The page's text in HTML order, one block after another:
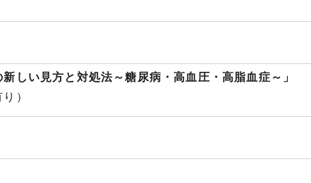
しい見方と対処法～糖尿病・高血圧・高脂血症～」
）